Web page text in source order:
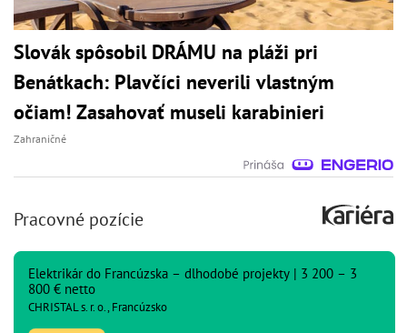
Slovák spôsobil DRÁMU na pláži pri
Benátkach: Plavčíci neverili vlastným
očiam! Zasahovať museli karabinieri
Zahraničné
Pracovné pozície
Elektrikár do Francúzska – dlhodobé projekty | 3 200 – 3
800 € netto
CHRISTAL s. r. o., Francúzsko